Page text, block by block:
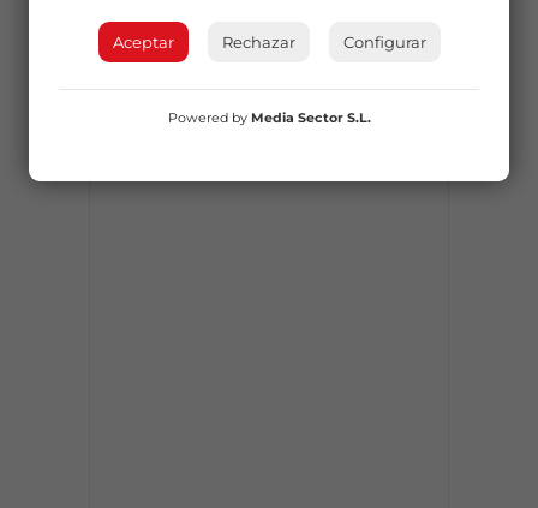
Aceptar Rechazar Configurar
Powered by Media Sector S.L.